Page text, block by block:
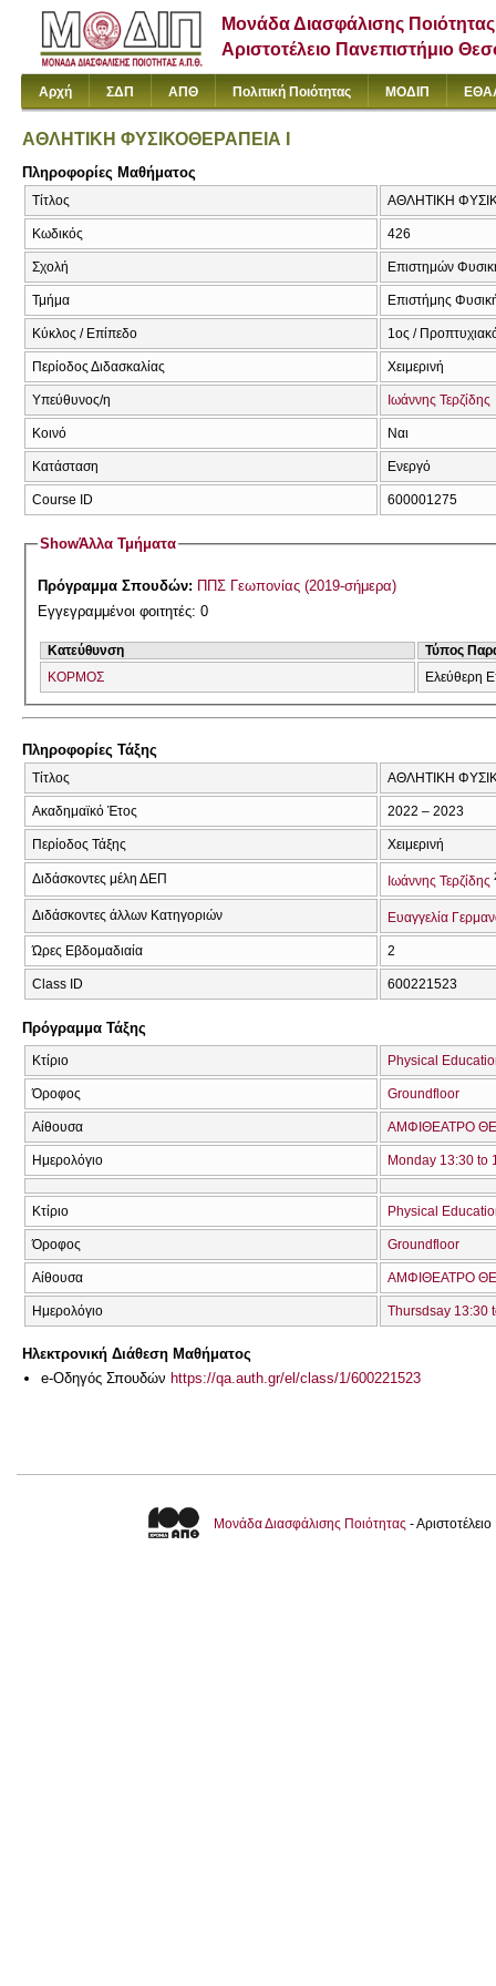
Μονάδα Διασφάλισης Ποιότητας
Αριστοτέλειο Πανεπιστήμιο
Αρχή ΣΔΠ ΑΠΘ Πολιτική Ποιότητας ΜΟΔΙΠ
ΑΘΛΗΤΙΚΗ ΦΥΣΙΚΟΘΕΡΑΠΕΙΑ Ι
Πληροφορίες Μαθήματος
Τίτλος ΑΘΛΗΤΙΚΗ
Κωδικός 426
Σχολή Επιστημών
Τμήμα Επιστήμης
Κύκλος / Επίπεδο 1ος /
Περίοδος Διδασκαλίας Χειμερινή
Υπεύθυνος/η Ιωάννης Τερζίδης
Κοινό Ναι
Κατάσταση Ενεργό
Course ID 600001275
ShowΆλλα Τμήματα
Πρόγραμμα Σπουδών: ΠΠΣ Γεωπονίας (2019-σήμερα)
Εγγεγραμμένοι φοιτητές: 0
Κατεύθυνση
Τύπος
ΚΟΡΜΟΣ
Ελεύθερη
Πληροφορίες Τάξης
Τίτλος ΑΘΛΗΤΙΚΗ
Ακαδημαϊκό Έτος 2022 – 2023
Περίοδος Τάξης Χειμερινή
Διδάσκοντες μέλη ΔΕΠ Ιωάννης Τερζίδης
Διδάσκοντες άλλων Κατηγοριών Ευαγγελία
Ώρες Εβδομαδιαία 2
Class ID 600221523
Πρόγραμμα Τάξης
Κτίριο Physical
Όροφος Groundfloor
Αίθουσα ΑΜΦΙΘΕΑΤΡΟ
Ημερολόγιο Monday 13:30 to
Κτίριο Physical
Όροφος Groundfloor
Αίθουσα ΑΜΦΙΘΕΑΤΡΟ
Ημερολόγιο Thursdsay 13:30
Ηλεκτρονική Διάθεση Μαθήματος
e-Οδηγός Σπουδών https://qa.auth.gr/el/class/1/600221523
Μονάδα Διασφάλισης Ποιότητας -